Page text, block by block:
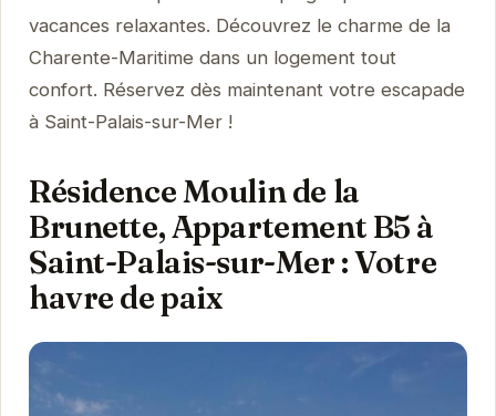
vacances relaxantes. Découvrez le charme de la
Charente-Maritime dans un logement tout
confort. Réservez dès maintenant votre escapade
à Saint-Palais-sur-Mer !
Résidence Moulin de la
Brunette, Appartement B5 à
Saint-Palais-sur-Mer : Votre
havre de paix